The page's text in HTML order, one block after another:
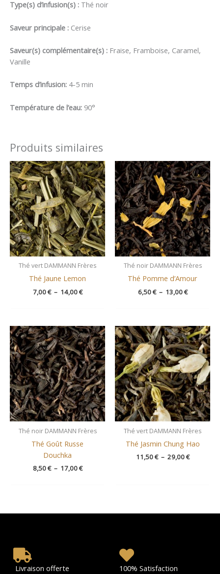
Type(s) d’infusion(s) : Thé noir
Saveur principale : Cerise
Saveur(s) complémentaire(s) : Fraise, Framboise, Caramel,
Vanille
Temps d’infusion: 4-5 min
Température de l’eau: 90°
Produits similaires
Thé vert DAMMANN Frères
Thé Jaune Lemon
7,00€ – 14,00€
Plage
de
prix :
7,00 €
à
14,00 €
Thé noir DAMMANN Frères
Thé Pomme d’Amour
6,50€ – 13,00€
Plage
de
prix :
6,50 €
à
13,00 €
Thé noir DAMMANN Frères
Thé Goût Russe
Douchka
8,50€ – 17,00€
Plage
de
prix :
8,50 €
à
17,00 €
Thé vert DAMMANN Frères
Thé Jasmin Chung Hao
11,50€ – 29,00€
Plage
de
prix :
11,50 €
à
29,00 €
Livraison offerte
100% Satisfaction